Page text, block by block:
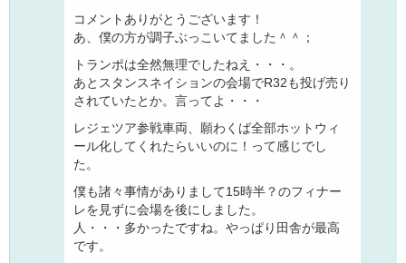
コメントありがとうございます！
あ、僕の方が調子ぶっこいてました＾＾；
トランポは全然無理でしたねえ・・・。
あとスタンスネイションの会場でR32も投げ売り
されていたとか。言ってよ・・・
レジェツア参戦車両、願わくば全部ホットウィ
ール化してくれたらいいのに！って感じでし
た。
僕も諸々事情がありまして15時半？のフィナー
レを見ずに会場を後にしました。
人・・・多かったですね。やっぱり田舎が最高
です。